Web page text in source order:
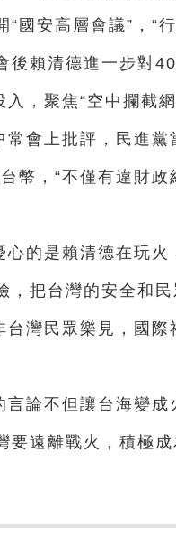
國安高層會議”，“
後賴清德進一步對
，聚焦“空中攔截
常會上批評，民進
幣，“不僅有違財
的是賴清德在玩火
把台灣的安全和民
台灣民眾樂見，國
言論不但讓台海變
要遠離戰火，積極成